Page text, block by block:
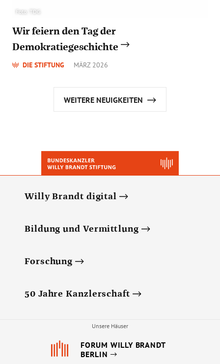
Foto: TDG
Wir feiern den Tag der
Demokratiegeschichte
DIE STIFTUNG MÄRZ 2026
WEITERE NEUIGKEITEN
Willy Brandt digital
Bildung und Vermittlung
Forschung
50 Jahre Kanzlerschaft
Unsere Häuser
FORUM WILLY BRANDT
BERLIN